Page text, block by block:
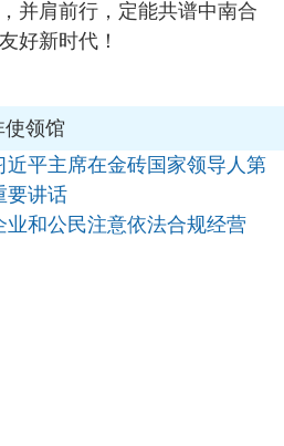
并肩前行，定能共谱中南合
好新时代！
使领馆
近平主席在金砖国家领导人第
要讲话
业和公民注意依法合规经营